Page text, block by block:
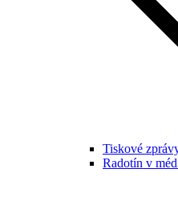
Tiskové
Radotín v